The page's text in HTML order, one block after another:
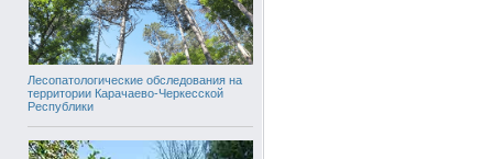
Лесопатологические обследования на
территории Карачаево-Черкесской
Республики